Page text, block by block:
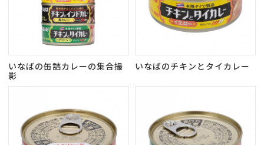
いなばの缶詰カレーの集合撮
影
いなばのチキンとタイカレー